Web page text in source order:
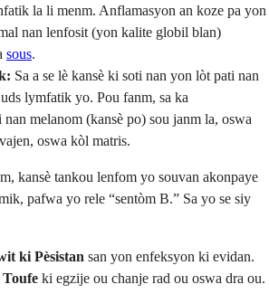
la li menm. Anflamasyon an koze pa yon
nan lenfosit (yon kalite globil blan)
sous.
Sa a se lè kansè ki soti nan yon lòt pati nan
lymfatik yo. Pou fanm, sa ka
nan melanom (kansè po) sou janm la, oswa
oswa kòl matris.
kansè tankou lenfom yo souvan akonpaye
pafwa yo rele “sentòm B.” Sa yo se siy
ki Pèsistan san yon enfeksyon ki evidan.
ki egzije ou chanje rad ou oswa dra ou.